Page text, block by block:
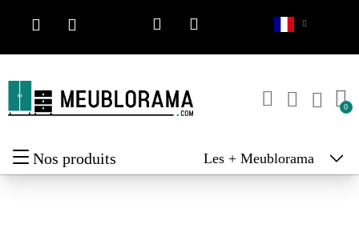
Nos produits Les + Meublorama